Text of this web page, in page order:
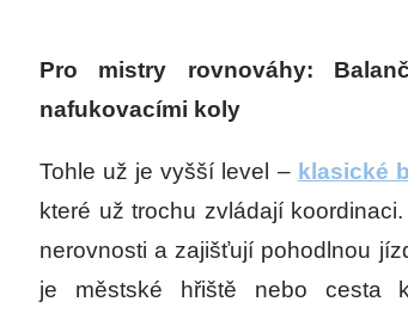
Pro mistry rovnováhy:
nafukovacími koly
Tohle už je vyšší level – klasické
které už trochu zvládají
nerovnosti a zajišťují pohodlnou
je městské hřiště nebo cesta